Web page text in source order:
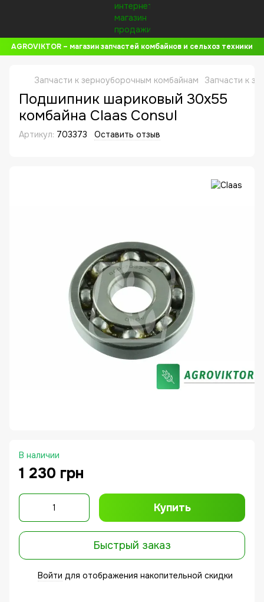
AGROVIKTOR – магазин запчастей комбайнов и сельхоз техники
Запчасти к зерноуборочным комбайнам Запчасти к
Подшипник шариковый 30x55
комбайна Claas Consul
Артикул: 703373 Оставить отзыв
В наличии
1 230 грн
Купить
Быстрый заказ
Войти для отображения накопительной скидки